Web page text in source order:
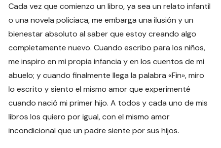
Cada vez que comienzo un libro, ya sea un relato infantil
o una novela policiaca, me embarga una ilusión y un
bienestar absoluto al saber que estoy creando algo
completamente nuevo. Cuando escribo para los niños,
me inspiro en mi propia infancia y en los cuentos de mi
abuelo; y cuando finalmente llega la palabra «Fin», miro
lo escrito y siento el mismo amor que experimenté
cuando nació mi primer hijo. A todos y cada uno de mis
libros los quiero por igual, con el mismo amor
incondicional que un padre siente por sus hijos.